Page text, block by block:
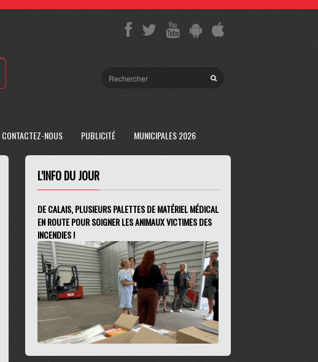
CONTACTEZ-NOUS PUBLICITÉ MUNICIPALES 2026
L'INFO DU JOUR
DE CALAIS, PLUSIEURS PALETTES DE MATÉRIEL MÉDICAL
EN ROUTE POUR SOIGNER LES ANIMAUX VICTIMES DES
INCENDIES !